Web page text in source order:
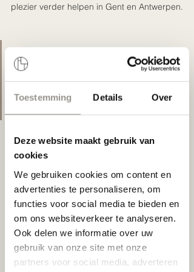
Toestemming Details Over
Deze website maakt gebruik van
cookies
We gebruiken cookies om content en
advertenties te personaliseren, om
functies voor social media te bieden en
om ons websiteverkeer te analyseren.
Ook delen we informatie over uw
gebruik van onze site met onze
partners voor social media, adverteren
plezier verder helpen in Gent en Antwerpen.
"De designs van Aude zijn volledig
mijn ding. Krachtige designs maar een